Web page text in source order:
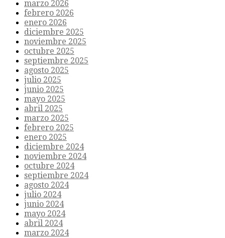
marzo 2026
febrero 2026
enero 2026
diciembre 2025
noviembre 2025
octubre 2025
septiembre 2025
agosto 2025
julio 2025
junio 2025
mayo 2025
abril 2025
marzo 2025
febrero 2025
enero 2025
diciembre 2024
noviembre 2024
octubre 2024
septiembre 2024
agosto 2024
julio 2024
junio 2024
mayo 2024
abril 2024
marzo 2024